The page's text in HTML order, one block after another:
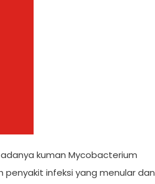
kuman Mycobacterium
penyakit infeksi yang menular dan